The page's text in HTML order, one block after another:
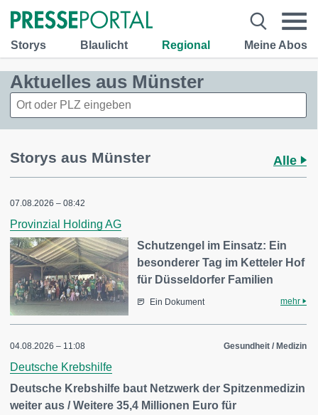
Storys Blaulicht Regional Meine Abos
Aktuelles aus Münster
Storys aus Münster Alle
07.08.2026 – 08:42
Provinzial Holding AG
Schutzengel im Einsatz: Ein
besonderer Tag im Ketteler Hof
für Düsseldorfer Familien
Ein Dokument mehr
04.08.2026 – 11:08 Gesundheit / Medizin
Deutsche Krebshilfe
Deutsche Krebshilfe baut Netzwerk der Spitzenmedizin
weiter aus / Weitere 35,4 Millionen Euro für